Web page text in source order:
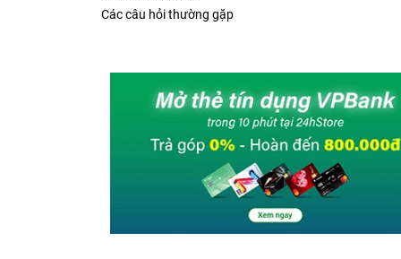
Các câu hỏi thường gặp